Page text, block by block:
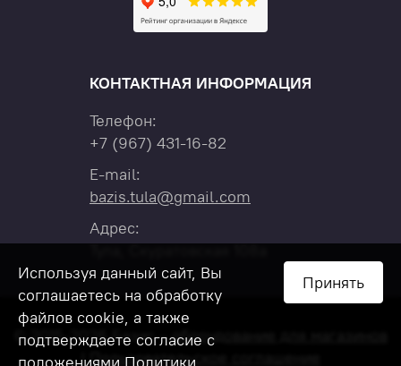
КОНТАКТНАЯ ИНФОРМАЦИЯ
Телефон:
+7 (967) 431-16-82
E-mail:
bazis.tula@gmail.com
Адрес:
Тула, Скуратовская 108а
© 2015-2026 Базис –оборудование для магазинов
|Пользовательское соглашение
Используя данный сайт, Вы
соглашаетесь на обработку
файлов cookie, а также
подтверждаете согласие с
Принять